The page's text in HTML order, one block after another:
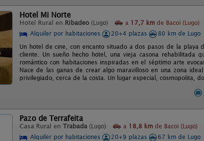
Hotel Mi Norte
Hotel Rural en Ribadeo (Lugo) a 17,7 km de Bacoi (Lugo)
Alquiler por habitaciones
20+4 plazas
80 km de Lugo
Un hotel de cine, con encanto situado a dos pasos de la
cliente. Un sueño hecho hotel, una vieja casona rehabilitada
romántico con habitaciones inspiradas en el séptimo arte
Nace de las ganas de crear algo maravilloso en una zona
privilegiado, cerca de la costa. Un lugar especial, cosmopolita,
Pazo de Terrafeita
Casa Rural en Trabada (Lugo) a 18,8 km de Bacoi (Lugo)
Alquiler por habitaciones
20+9 plazas
67 km de Lugo